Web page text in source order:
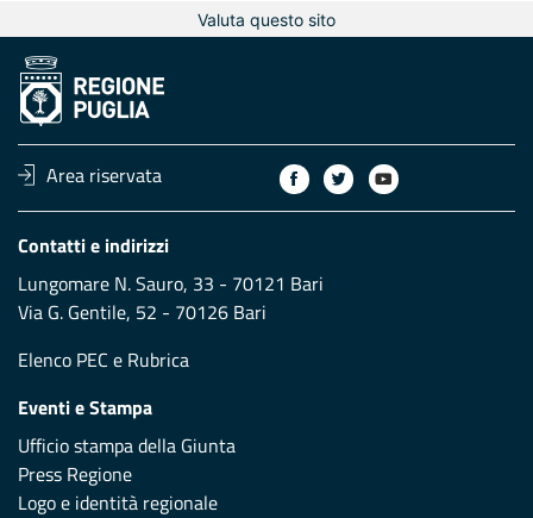
Valuta questo sito
Area riservata
Contatti e indirizzi
Lungomare N. Sauro, 33 - 70121 Bari
Via G. Gentile, 52 - 70126 Bari
Elenco PEC e Rubrica
Eventi e Stampa
Ufficio stampa della Giunta
Press Regione
Logo e identità regionale